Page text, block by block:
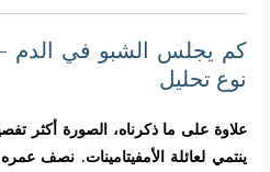
كم يجلس الشبو في الدم —
نوع تحليل
علاوة على ما ذكرناه، الصورة أكثر
ينتمي لعائلة الأمفيتامينات. نصف